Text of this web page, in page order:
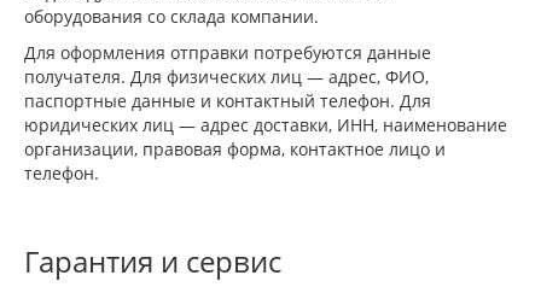
оборудования со склада компании.
Для оформления отправки потребуются данные
получателя. Для физических лиц — адрес, ФИО,
паспортные данные и контактный телефон. Для
юридических лиц — адрес доставки, ИНН, наименование
организации, правовая форма, контактное лицо и
телефон.
Гарантия и сервис